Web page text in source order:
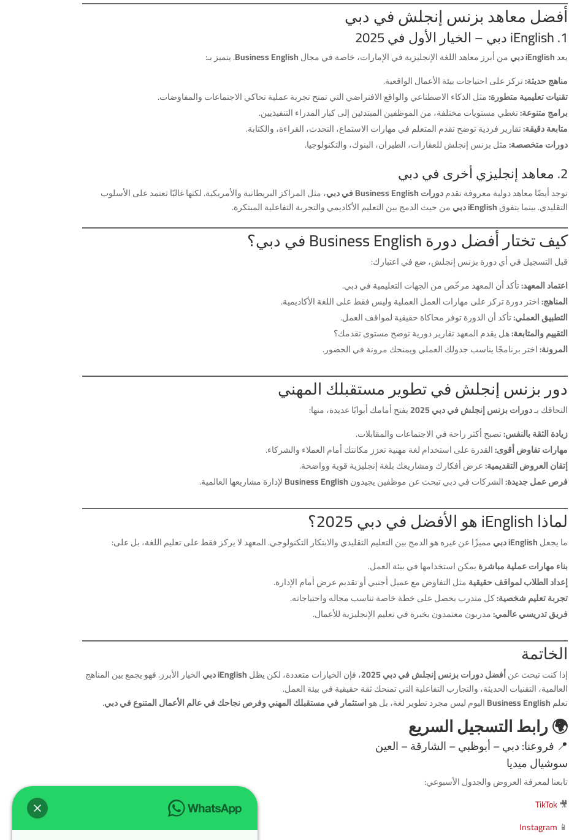
أفضل معاهد بزنس إنجلش في دبي
1. iEnglish دبي – الخيار الأول في 2025
يعدiEnglish دبي من أبرز معاهد اللغة الإنجليزية في الإمارات، خاصة في مجالBusiness English. يتميز بـ:
مناهج حديثة:تركز على احتياجات بيئة الأعمال الواقعية.
تقنيات تعليمية متطورة:مثل الذكاء الاصطناعي والواقع الافتراضي التي تمنح تجربة عملية تحاكي الاجتماعات والمفاوضات.
برامج متنوعة:تغطي مستويات مختلفة، من الموظفين المبتدئين إلى كبار المدراء التنفيذيين.
متابعة دقيقة:تقارير فردية توضح تقدم المتعلم في مهارات الاستماع، التحدث، القراءة، والكتابة.
دورات متخصصة:مثل بزنس إنجلش للعقارات، الطيران، البنوك، والتكنولوجيا.
2. معاهد إنجليزي أخرى في دبي
توجد أيضًا معاهد دولية معروفة تقدمدورات Business English في دبي
، مثل المراكز البريطانية والأمريكية. لكنها غالبًا تعتمد على الأسلوب
التقليدي. بينما يتفوقiEnglish دبي من حيث الدمج بين التعليم الأكاديمي والتجربة التفاعلية المبتكرة.
كيف تختار أفضل دورة Business English في دبي؟
قبل التسجيل في أي دورة بزنس إنجلش، ضع في اعتبارك:
اعتماد المعهد:تأكد أن المعهد مرخّص من الجهات التعليمية في دبي.
المناهج:اختر دورة تركز على مهارات العمل العملية وليس فقط على اللغة الأكاديمية.
التطبيق العملي:تأكد أن الدورة توفر محاكاة حقيقية لمواقف العمل.
التقييم والمتابعة:هل يقدم المعهد تقارير دورية توضح مستوى تقدمك؟
المرونة:اختر برنامجًا يناسب جدولك العملي ويمنحك مرونة في الحضور.
دور بزنس إنجلش في تطوير مستقبلك المهني
التحاقك بـدورات بزنس إنجلش في دبي 2025
يفتح أمامك أبوابًا عديدة، منها:
زيادة الثقة بالنفس:تصبح أكثر راحة في الاجتماعات والمقابلات.
مهارات تفاوض أقوى:القدرة على استخدام لغة مهنية تعزز مكانتك أمام العملاء والشركاء.
إتقان العروض التقديمية:عرض أفكارك ومشاريعك بلغة إنجليزية قوية وواضحة.
فرص عمل جديدة:الشركات في دبي تبحث عن موظفين يجيدونBusiness Englishلإدارة مشاريعها العالمية.
لماذا iEnglish هو الأفضل في دبي 2025؟
ما يجعلiEnglish دبي
مميزًا عن غيره هو الدمج بين التعليم التقليدي والابتكار التكنولوجي. المعهد لا يركز فقط على تعليم اللغة، بل على:
بناء مهارات عملية مباشرةيمكن استخدامها في بيئة العمل.
إعداد الطلاب لمواقف حقيقيةمثل التفاوض مع عميل أجنبي أو تقديم عرض أمام الإدارة.
تجربة تعليم شخصية:كل متدرب يحصل على خطة خاصة تناسب مجاله واحتياجاته.
فريق تدريسي عالمي:مدربون معتمدون بخبرة في تعليم الإنجليزية للأعمال.
الخاتمة
إذا كنت تبحث عنأفضل دورات بزنس إنجلش في دبي 2025 ، فإن الخيارات متعددة، لكن يظلiEnglish دبي
الخيار الأبرز. فهو يجمع بين المناهج
العالمية، التقنيات الحديثة، والتجارب التفاعلية التي تمنحك ثقة حقيقية في بيئة العمل.
تعلمBusiness Englishاليوم ليس مجرد تطوير لغة، بل هواستثمار في مستقبلك المهني وفرص نجاحك في عالم الأعمال المتنوع في دبي.
🌍 رابطالتسجيلالسريع
📍 فروعنا: دبي – أبوظبي – الشارقة – العين
سوشيال ميديا
تابعنا لمعرفة العروض والجدول الأسبوعي:
🎥
TikTok
📱
Instagram